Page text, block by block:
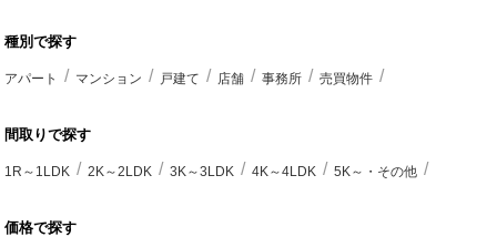
種別で探す
アパート マンション 戸建て 店舗 事務所 売買物件
間取りで探す
1R～1LDK 2K～2LDK 3K～3LDK 4K～4LDK 5K～・その他
価格で探す